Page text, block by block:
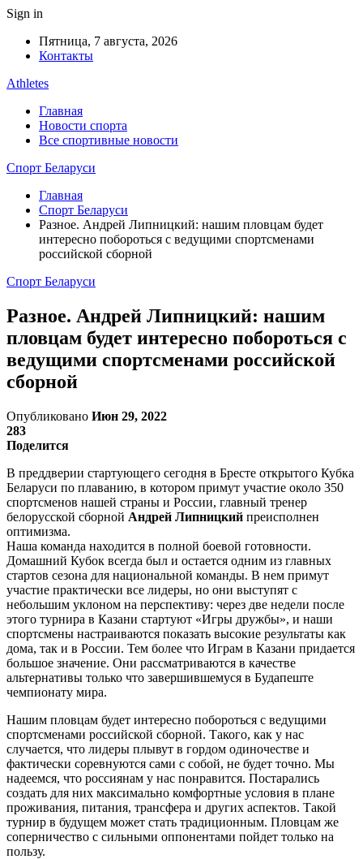
Sign in
Пятница, 7 августа, 2026
Контакты
Athletes
Главная
Новости спорта
Все спортивные новости
Спорт Беларуси
Главная
Спорт Беларуси
Разное. Андрей Липницкий: нашим пловцам будет
интересно побороться с ведущими спортсменами
российской сборной
Спорт Беларуси
Разное. Андрей Липницкий: нашим
пловцам будет интересно побороться с
ведущими спортсменами российской
сборной
Опубликовано Июн 29, 2022
283
Поделится
В преддверии стартующего сегодня в Бресте открытого Кубка
Беларуси по плаванию, в котором примут участие около 350
спортсменов нашей страны и России, главный тренер
белорусской сборной Андрей Липницкий преисполнен
оптимизма.
Наша команда находится в полной боевой готовности.
Домашний Кубок всегда был и остается одним из главных
стартов сезона для национальной команды. В нем примут
участие практически все лидеры, но они выступят с
небольшим уклоном на перспективу: через две недели после
этого турнира в Казани стартуют «Игры дружбы», и наши
спортсмены настраиваются показать высокие результаты как
дома, так и в России. Тем более что Играм в Казани придается
большое значение. Они рассматриваются в качестве
альтернативы только что завершившемуся в Будапеште
чемпионату мира.
Нашим пловцам будет интересно побороться с ведущими
спортсменами российской сборной. Такого, как у нас
случается, что лидеры плывут в гордом одиночестве и
фактически соревнуются сами с собой, не будет точно. Мы
надеемся, что россиянам у нас понравится. Постарались
создать для них максимально комфортные условия в плане
проживания, питания, трансфера и других аспектов. Такой
турнир в будущем может стать традиционным. Пловцам же
соперничество с сильными оппонентами пойдет только на
пользу.